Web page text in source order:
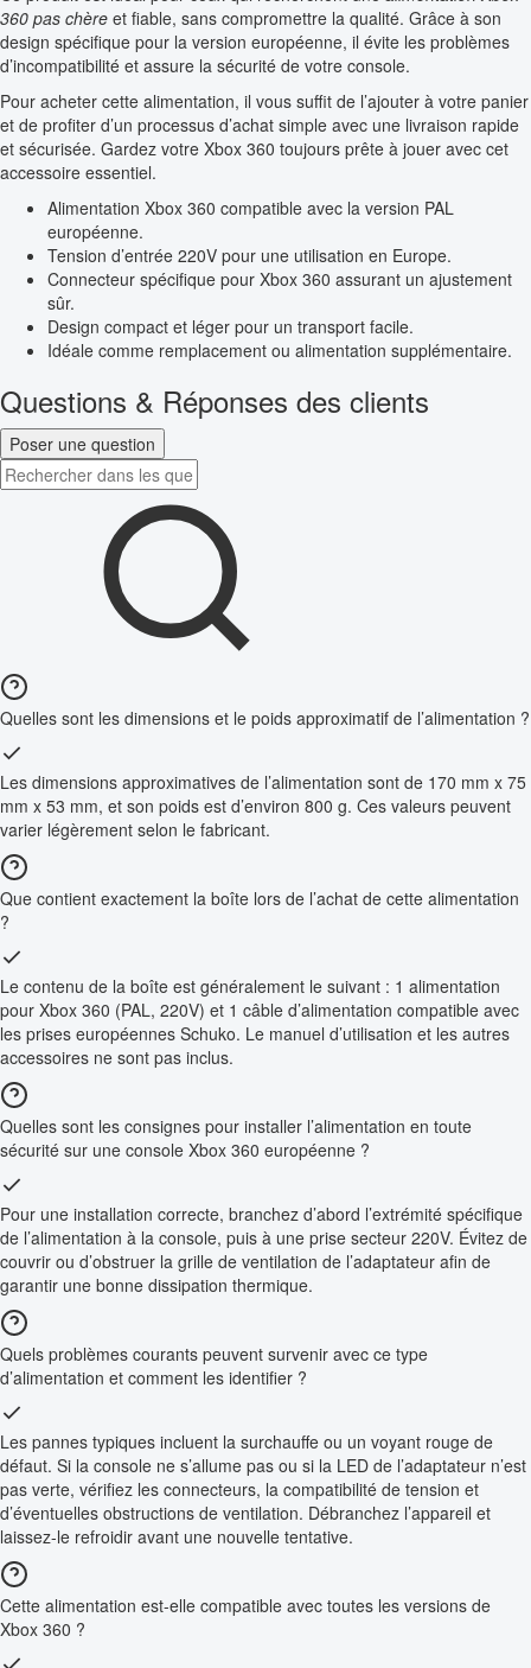
360 pas chère et fiable, sans compromettre la qualité. Grâce à son
design spécifique pour la version européenne, il évite les problèmes
d’incompatibilité et assure la sécurité de votre console.
Pour acheter cette alimentation, il vous suffit de l’ajouter à votre panier
et de profiter d’un processus d’achat simple avec une livraison rapide
et sécurisée. Gardez votre Xbox 360 toujours prête à jouer avec cet
accessoire essentiel.
Alimentation Xbox 360 compatible avec la version PAL
européenne.
Tension d’entrée 220V pour une utilisation en Europe.
Connecteur spécifique pour Xbox 360 assurant un ajustement
sûr.
Design compact et léger pour un transport facile.
Idéale comme remplacement ou alimentation supplémentaire.
Questions & Réponses des clients
Poser une question
Quelles sont les dimensions et le poids approximatif de l’alimentation ?
Les dimensions approximatives de l’alimentation sont de 170 mm x 75
mm x 53 mm, et son poids est d’environ 800 g. Ces valeurs peuvent
varier légèrement selon le fabricant.
Que contient exactement la boîte lors de l’achat de cette alimentation
?
Le contenu de la boîte est généralement le suivant : 1 alimentation
pour Xbox 360 (PAL, 220V) et 1 câble d’alimentation compatible avec
les prises européennes Schuko. Le manuel d’utilisation et les autres
accessoires ne sont pas inclus.
Quelles sont les consignes pour installer l’alimentation en toute
sécurité sur une console Xbox 360 européenne ?
Pour une installation correcte, branchez d’abord l’extrémité spécifique
de l’alimentation à la console, puis à une prise secteur 220V. Évitez de
couvrir ou d’obstruer la grille de ventilation de l’adaptateur afin de
garantir une bonne dissipation thermique.
Quels problèmes courants peuvent survenir avec ce type
d’alimentation et comment les identifier ?
Les pannes typiques incluent la surchauffe ou un voyant rouge de
défaut. Si la console ne s’allume pas ou si la LED de l’adaptateur n’est
pas verte, vérifiez les connecteurs, la compatibilité de tension et
d’éventuelles obstructions de ventilation. Débranchez l’appareil et
laissez-le refroidir avant une nouvelle tentative.
Cette alimentation est-elle compatible avec toutes les versions de
Xbox 360 ?